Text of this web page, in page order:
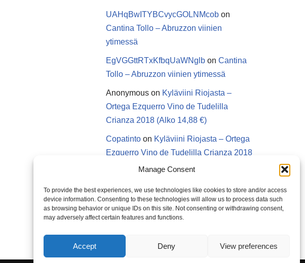
Manage Consent
To provide the best experiences, we use technologies like cookies to store and/or access
device information. Consenting to these technologies will allow us to process data such
as browsing behavior or unique IDs on this site. Not consenting or withdrawing consent,
may adversely affect certain features and functions.
Accept Deny View preferences
UAHqBwITYBCvycGOLNMcob on
Cantina Tollo – Abruzzon viinien
ytimessä
EgVGGttRTxKfbqUaWNglb on Cantina
Tollo – Abruzzon viinien ytimessä
Anonymous on Kyläviini Riojasta –
Ortega Ezquerro Vino de Tudelilla
Crianza 2018 (Alko 14,88 €)
Copatinto on Kyläviini Riojasta – Ortega
Ezquerro Vino de Tudelilla Crianza 2018
(Alko 14,88 €)
Riojasta – Ortega Ezquerro Vino de
Tudelilla Crianza 2018 (Alko 14,88 €)